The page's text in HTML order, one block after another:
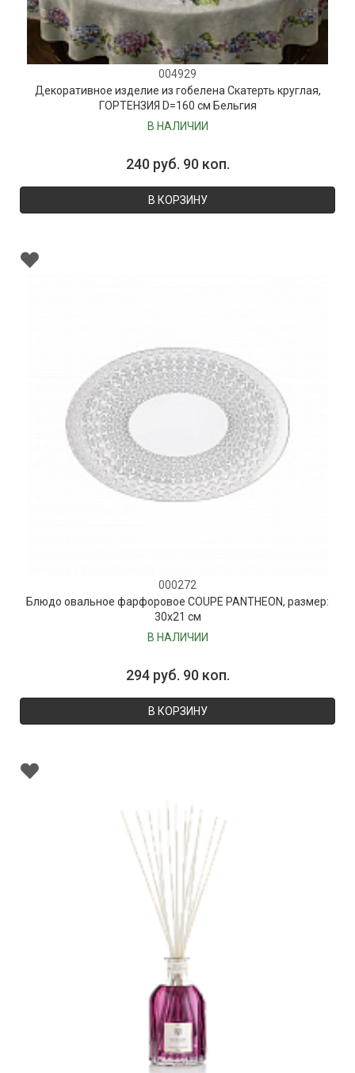
004929
Декоративное изделие из гобелена Скатерть круглая,
ГОРТЕНЗИЯ D=160 см Бельгия
В НАЛИЧИИ
240 руб. 90 коп.
В КОРЗИНУ
000272
Блюдо овальное фарфоровое COUPE PANTHEON, размер:
30х21 см
В НАЛИЧИИ
294 руб. 90 коп.
В КОРЗИНУ